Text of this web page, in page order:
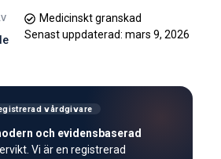
Medicinskt granskad
Senast uppdaterad: mars 9, 2026
vårdgivare
och evidensbaserad
Vi är en registrerad